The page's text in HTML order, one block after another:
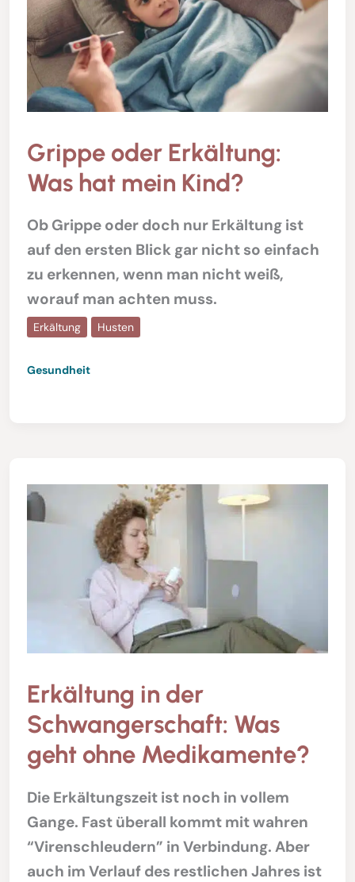
Grippe oder Erkältung:
Was hat mein Kind?
Ob Grippe oder doch nur Erkältung ist
auf den ersten Blick gar nicht so einfach
zu erkennen, wenn man nicht weiß,
worauf man achten muss.
Erkältung Husten
Gesundheit
Erkältung in der
Schwangerschaft: Was
geht ohne Medikamente?
Die Erkältungszeit ist noch in vollem
Gange. Fast überall kommt mit wahren
“Virenschleudern” in Verbindung. Aber
auch im Verlauf des restlichen Jahres ist